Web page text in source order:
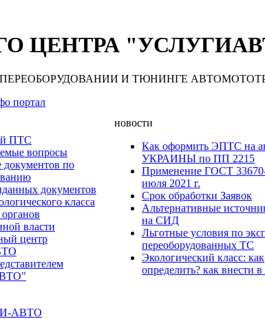
ЦЕНТРА
И ТЮНИНГЕ
портал
ПТС
вопросы
по
документов
класса
власти
центр
новости
Как оформить ЭПТС на
УКРАИНЫ по ПП 2215
Применение ГОСТ
июля 2021 г.
Срок обработки Заявок
Альтернативные
на СИД
Льготные условия по
переоборудованных ТС
Экологический класс: как
определить? как внести
АВТО